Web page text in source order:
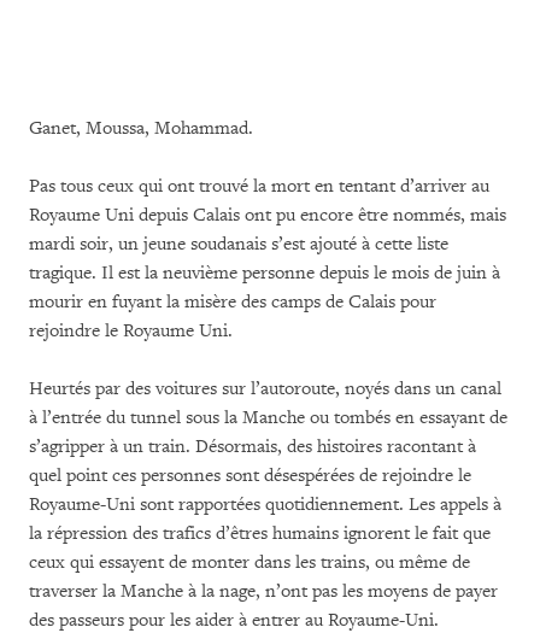
Ganet, Moussa, Mohammad.
Pas tous ceux qui ont trouvé la mort en tentant d’arriver au
Royaume Uni depuis Calais ont pu encore être nommés, mais
mardi soir, un jeune soudanais s’est ajouté à cette liste
tragique. Il est la neuvième personne depuis le mois de juin à
mourir en fuyant la misère des camps de Calais pour
rejoindre le Royaume Uni.
Heurtés par des voitures sur l’autoroute, noyés dans un canal
à l’entrée du tunnel sous la Manche ou tombés en essayant de
s’agripper à un train. Désormais, des histoires racontant à
quel point ces personnes sont désespérées de rejoindre le
Royaume-Uni sont rapportées quotidiennement. Les appels à
la répression des trafics d’êtres humains ignorent le fait que
ceux qui essayent de monter dans les trains, ou même de
traverser la Manche à la nage, n’ont pas les moyens de payer
des passeurs pour les aider à entrer au Royaume-Uni.